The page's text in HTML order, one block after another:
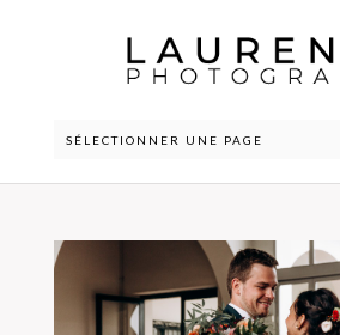
SÉLECTIONNER UNE PAGE